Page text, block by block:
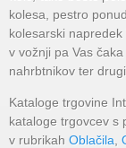
kolesa, pestro
kolesarski
v vožnji pa Vas
nahrbtnikov ter
Kataloge trgovine
kataloge trgovcev s
v rubrikah Oblačila